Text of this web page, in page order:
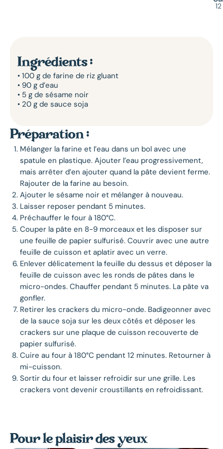
Ingrédients :
• 100 g de farine de riz gluant
• 90 g d’eau
• 5 g de sésame noir
• 20 g de sauce soja
Préparation :
Mélanger la farine et l’eau dans un bol avec une
spatule en plastique. Ajouter l’eau progressivement,
mais arrêter d’en ajouter quand la pâte devient ferme.
Rajouter de la farine au besoin.
Ajouter le sésame noir et mélanger à nouveau.
Laisser reposer pendant 5 minutes.
Préchauffer le four à 180°C.
Couper la pâte en 8-9 morceaux et les disposer sur
une feuille de papier sulfurisé. Couvrir avec une autre
feuille de cuisson et aplatir avec un verre.
Enlever délicatement la feuille du dessus et déposer la
feuille de cuisson avec les ronds de pâtes dans le
micro-ondes. Chauffer pendant 5 minutes. La pâte va
gonfler.
Retirer les crackers du micro-onde. Badigeonner avec
de la sauce soja sur les deux côtés et déposer les
crackers sur une plaque de cuisson recouverte de
papier sulfurisé.
Cuire au four à 180°C pendant 12 minutes. Retourner à
mi-cuisson.
Sortir du four et laisser refroidir sur une grille. Les
crackers vont devenir croustillants en refroidissant.
Pour le plaisir des yeux